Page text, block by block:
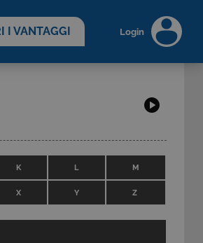
I VANTAGGI Login
K L M
X Y Z